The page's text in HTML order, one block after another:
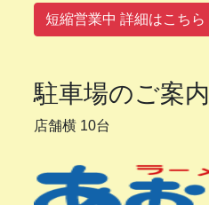
短縮営業中 詳細はこちら
駐車場のご案内
店舗横 10台